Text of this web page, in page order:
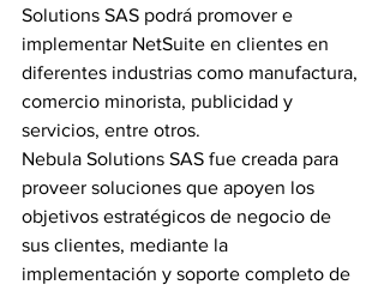
Solutions SAS podrá promover e
implementar NetSuite en clientes en
diferentes industrias como manufactura,
comercio minorista, publicidad y
servicios, entre otros.
Nebula Solutions SAS fue creada para
proveer soluciones que apoyen los
objetivos estratégicos de negocio de
sus clientes, mediante la
implementación y soporte completo de